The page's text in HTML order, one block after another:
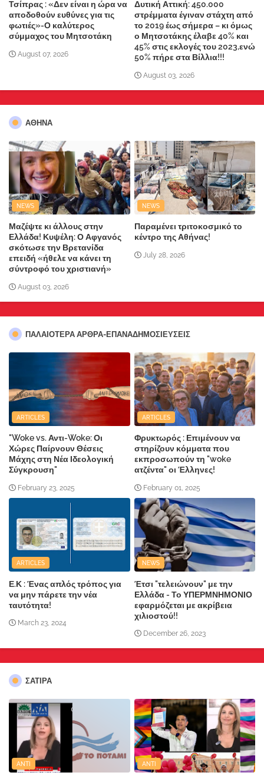
Τσίπρας : «Δεν είναι η ώρα να
αποδοθούν ευθύνες για τις
φωτιές»-Ο καλύτερος
σύμμαχος του Μητσοτάκη
August 07, 2026
Δυτική Αττική: 450.000
στρέμματα έγιναν στάχτη από
το 2019 έως σήμερα – κι όμως
ο Μητσοτάκης έλαβε 40% και
45% στις εκλογές του 2023,ενώ
50% πήρε στα Βίλλια!!!
August 03, 2026
ΑΘΗΝΑ
NEWS
Μαζέψτε κι άλλους στην
Ελλάδα! Κυψέλη: Ο Αφγανός
σκότωσε την Βρετανίδα
επειδή «ήθελε να κάνει τη
σύντροφό του χριστιανή»
August 03, 2026
NEWS
Παραμένει τριτοκοσμικό το
κέντρο της Αθήνας!
July 28, 2026
ΠΑΛΑΙΟΤΕΡΑ ΑΡΘΡΑ-ΕΠΑΝΑΔΗΜΟΣΙΕΥΣΕΙΣ
ARTICLES
"Woke vs. Αντι-Woke: Οι
Χώρες Παίρνουν Θέσεις
Μάχης στη Νέα Ιδεολογική
Σύγκρουση"
February 23, 2025
ARTICLES
Φρυκτωρός : Επιμένουν να
στηρίζουν κόμματα που
εκπροσωπούν τη "woke
ατζέντα" οι Έλληνες!
February 01, 2025
ARTICLES
Ε.Κ : Ένας απλός τρόπος για
να μην πάρετε την νέα
ταυτότητα!
March 23, 2024
NEWS
Έτσι "τελειώνουν" με την
Ελλάδα - Το ΥΠΕΡΜΝΗΜΟΝΙΟ
εφαρμόζεται με ακρίβεια
χιλιοστού!!
December 26, 2023
ΣΑΤΙΡΑ
ANTI ANTI